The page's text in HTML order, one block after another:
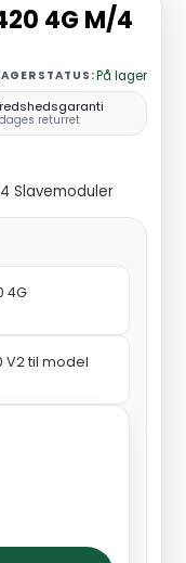
4G M/4
På lager
returret
Slavemoduler
4G
V2 til model